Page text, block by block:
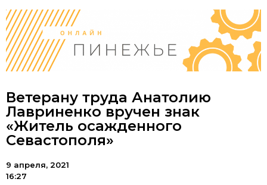
Ветерану труда Анатолию
Лавриненко вручен знак
«Житель осажденного
Севастополя»
9 апреля, 2021
16:27